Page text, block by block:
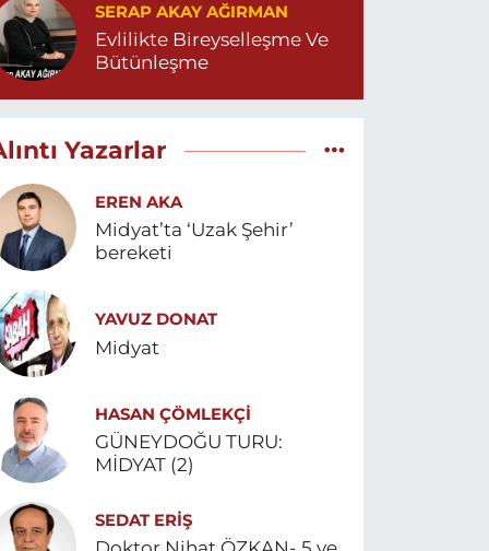
SERAP AKAY AĞIRMAN
Evlilikte Bireyselleşme Ve
Bütünleşme
Yazarlar
EREN AKA
Midyat’ta ‘Uzak Şehir’
bereketi
YAVUZ DONAT
Midyat
HASAN ÇÖMLEKÇİ
GÜNEYDOĞU TURU:
MİDYAT (2)
SEDAT ERİŞ